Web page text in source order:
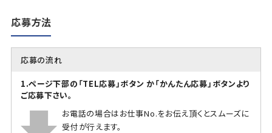
応募方法
応募の流れ
1.ページ下部の「TEL応募」ボタン か「かんたん応募」ボタンより
ご応募下さい。
お電話の場合はお仕事No.をお伝え頂くとスムーズに
受付が行えます。